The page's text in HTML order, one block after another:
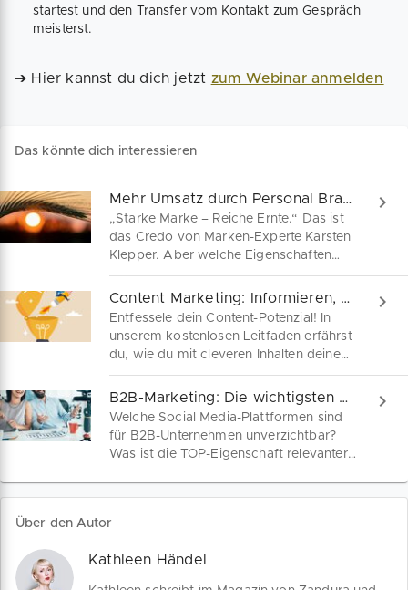
startest und den Transfer vom Kontakt zum Gespräch
meisterst.
➔ Hier kannst du dich jetzt zum Webinar anmelden
Das könnte dich interessieren
Mehr Umsatz durch Personal Branding für Selbständige
„Starke Marke – Reiche Ernte.“ Das ist
das Credo von Marken-Experte Karsten
Klepper. Aber welche Eigenschaften
kennzeichnen starke Marken überhaupt?
Warum ist Brand Building für
Unternehmen kein Nice-to-Have
sondern umsatzentscheidend? Wir
fragen nach.
Content Marketing: Informieren, Unterhalten & Helfen!
Entfessele dein Content-Potenzial! In
unserem kostenlosen Leitfaden erfährst
du, wie du mit cleveren Inhalten deine
Zielgruppe verzauberst und deinen
Kundenstamm erweiterst. Jetzt das PDF
herunterladen und direkt durchstarten!
B2B-Marketing: Die wichtigsten Social Media Trends
Welche Social Media-Plattformen sind
für B2B-Unternehmen unverzichtbar?
Was ist die TOP-Eigenschaft relevanter
Über den Autor
Kathleen Händel